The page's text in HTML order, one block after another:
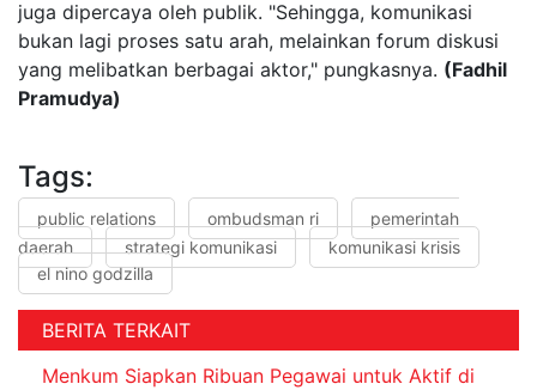
juga dipercaya oleh publik. "Sehingga, komunikasi
bukan lagi proses satu arah, melainkan forum diskusi
yang melibatkan berbagai aktor," pungkasnya. (Fadhil
Pramudya)
Tags:
public relations ombudsman ri
pemerintah
daerah
strategi komunikasi
komunikasi krisis
el nino godzilla
BERITA TERKAIT
Menkum Siapkan Ribuan Pegawai untuk Aktif di